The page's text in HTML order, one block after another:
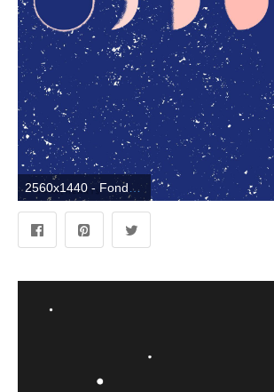
2560x1440 - Fondo de pantalla 2560x1440. Fondo de pantalla 2K aesthetic PC.